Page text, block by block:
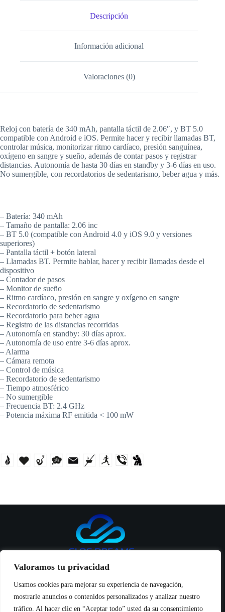
Valoramos tu privacidad
Usamos cookies para mejorar su experiencia de navegación,
mostrarle anuncios o contenidos personalizados y analizar nuestro
tráfico. Al hacer clic en “Aceptar todo” usted da su consentimiento
Descripción
Información adicional
Valoraciones (0)
Reloj con batería de 340 mAh, pantalla táctil de 2.06″, y BT 5.0
compatible con Android e iOS. Permite hacer y recibir llamadas BT,
controlar música, monitorizar ritmo cardíaco, presión sanguínea,
oxígeno en sangre y sueño, además de contar pasos y registrar
distancias. Autonomía de hasta 30 días en standby y 3-6 días en uso.
No sumergible, con recordatorios de sedentarismo, beber agua y más.
– Batería: 340 mAh
– Tamaño de pantalla: 2.06 inc
– BT 5.0 (compatible con Android 4.0 y iOS 9.0 y versiones
superiores)
– Pantalla táctil + botón lateral
– Llamadas BT. Permite hablar, hacer y recibir llamadas desde el
dispositivo
– Contador de pasos
– Monitor de sueño
– Ritmo cardíaco, presión en sangre y oxígeno en sangre
– Recordatorio de sedentarismo
– Recordatorio para beber agua
– Registro de las distancias recorridas
– Autonomía en standby: 30 días aprox.
– Autonomía de uso entre 3-6 días aprox.
– Alarma
– Cámara remota
– Control de música
– Recordatorio de sedentarismo
– Tiempo atmosférico
– No sumergible
– Frecuencia BT: 2.4 GHz
– Potencia máxima RF emitida < 100 mW
Inicio